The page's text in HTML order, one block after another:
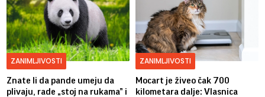
ZANIMLJIVOSTI
Znate li da pande umeju da
plivaju, rade „stoj na rukama” i
ZANIMLJIVOSTI
Mocart je živeo čak 700
kilometara dalje: Vlasnica